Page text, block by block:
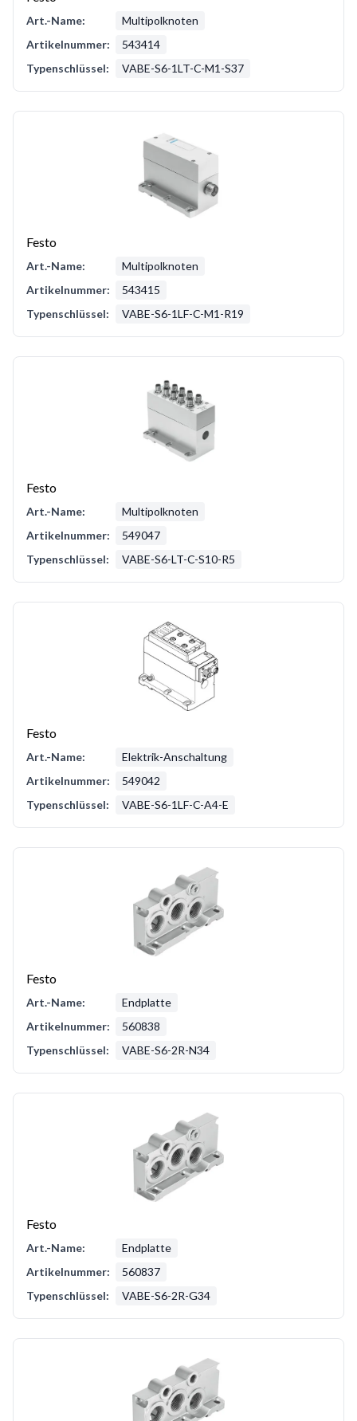
Art.-Name:
Multipolknoten
Artikelnummer:
543414
Typenschlüssel:
VABE-S6-1LT-C-M1-S37
Festo
Art.-Name:
Multipolknoten
Artikelnummer:
543415
Typenschlüssel:
VABE-S6-1LF-C-M1-R19
Festo
Art.-Name:
Multipolknoten
Artikelnummer:
549047
Typenschlüssel:
VABE-S6-LT-C-S10-R5
Festo
Art.-Name:
Elektrik-Anschaltung
Artikelnummer:
549042
Typenschlüssel:
VABE-S6-1LF-C-A4-E
Festo
Art.-Name:
Endplatte
Artikelnummer:
560838
Typenschlüssel:
VABE-S6-2R-N34
Festo
Art.-Name:
Endplatte
Artikelnummer:
560837
Typenschlüssel:
VABE-S6-2R-G34